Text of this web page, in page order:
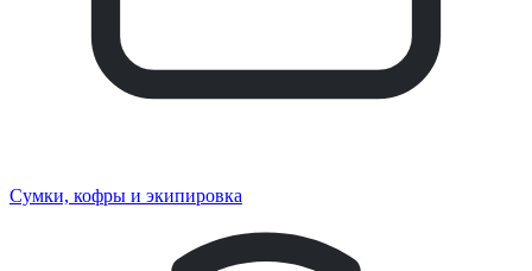
Сумки, кофры и экипировка